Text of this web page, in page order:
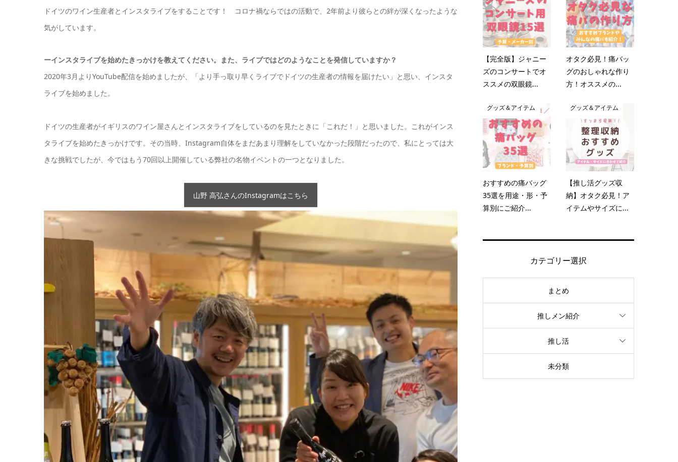
ドイツのワイン生産者とインスタライブをすることです！ コロナ禍ならではの活動で、2年前より彼らとの絆が深くなったような
気がしています。
ーインスタライブを始めたきっかけを教えてください。また、ライブではどのようなことを発信していますか？
2020年3月よりYouTube配信を始めましたが、「より手っ取り早くライブでドイツの生産者の情報を届けたい」と思い、インスタ
ライブを始めました。
ドイツの生産者がイギリスのワイン屋さんとインスタライブをしているのを見たときに「これだ！」と思いました。これがインス
タライブを始めたきっかけです。その当時、Instagram自体をまだあまり理解をしていなかった段階だったので、私にとっては大
きな挑戦でしたが、今ではもう70回以上開催している弊社の名物イベントの一つとなりました。
山野 高弘さんのInstagramはこちら
【完全版】ジャニー
ズのコンサートでオ
ススメの双眼鏡...
オタク必見！痛バッ
グのおしゃれな作り
方！オススメの...
グッズ＆アイテム
おすすめの痛バッグ
35選を用途・形・予
算別にご紹介...
グッズ＆アイテム
【推し活グッズ収
納】オタク必見！ア
イテムやサイズに...
カテゴリー選択
まとめ
推しメン紹介
推し活
未分類